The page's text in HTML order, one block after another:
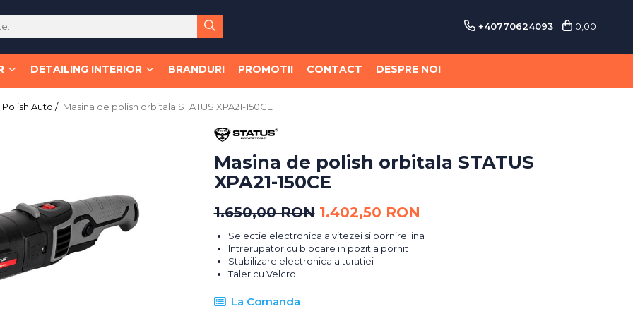
+40770624093 0,00
DETAILING INTERIOR BRANDURI PROMOTII CONTACT DESPRE NOI
Auto / Masina de polish orbitala STATUS XPA21-150CE
Masina de polish orbitala STATUS
XPA21-150CE
1.650,00 RON 1.402,50 RON
Selectie electronica a vitezei si pornire lina
Intrerupator cu blocare in pozitia pornit
Stabilizare electronica a turatiei
Taler cu Velcro
La Comanda